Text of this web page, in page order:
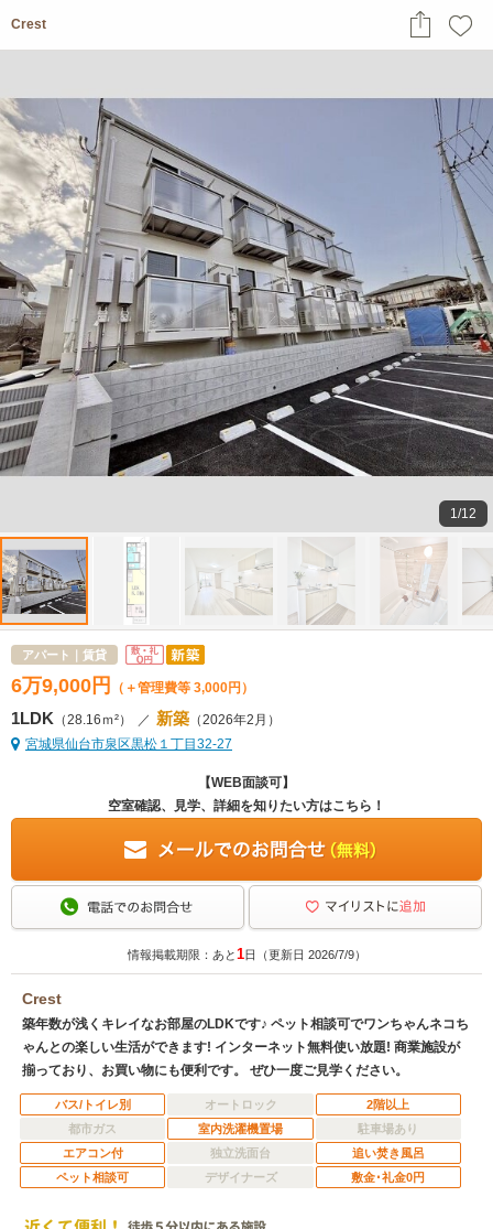
1/12
Crest
アパート｜賃貸
6万9,000 円 （＋管理費等 3,000円）
1LDK （28.16ｍ²） ／ 新築 （2026年2月）
宮城県仙台市泉区黒松１丁目32-27
【WEB面談可】
空室確認、見学、詳細を知りたい方はこちら！
情報掲載期限：あと1日（更新日 2026/7/9）
Crest
築年数が浅くキレイなお部屋のLDKです♪ ペット相談可でワンちゃんネコち
ゃんとの楽しい生活ができます! インターネット無料使い放題! 商業施設が
揃っており、お買い物にも便利です。 ぜひ一度ご見学ください。
バス/トイレ別 オートロック
2階以上
都市ガス
室内洗濯機置場
駐車場あり
エアコン付
独立洗面台
追い焚き風呂
ペット相談可
デザイナーズ 敷金･礼金0円